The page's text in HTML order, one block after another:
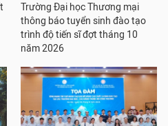
Trường Đại học Thương mại
thông báo tuyển sinh đào tạo
trình độ tiến sĩ đợt tháng 10
năm 2026